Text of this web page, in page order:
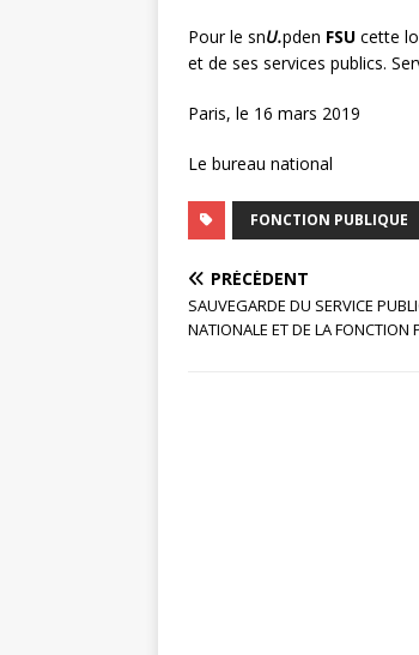
Pour le snU.pden FSU cette
et de ses services publics.
Paris, le 16 mars 2019
Le bureau national
FONCTION PUBLIQUE
PRÉCÉDENT
SAUVEGARDE DU SERVICE
NATIONALE ET DE LA FONCTION